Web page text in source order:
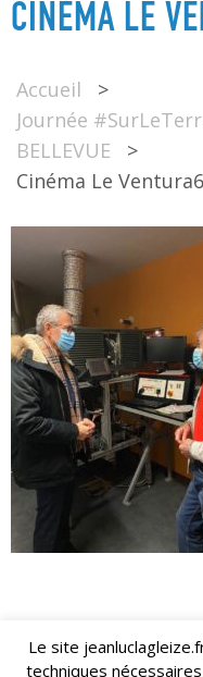
DÉPUTÉ 2017 –
MES ACTIONS
CINÉMA LE
Accueil
>
Journée
BELLEVUE
>
Cinéma Le Ventura6
Le site
techniques